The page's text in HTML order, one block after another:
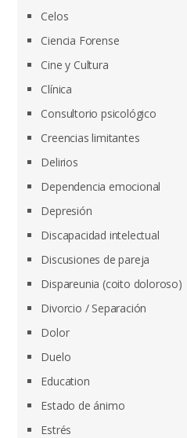
Celos
Ciencia Forense
Cine y Cultura
Clínica
Consultorio psicológico
Creencias limitantes
Delirios
Dependencia emocional
Depresión
Discapacidad intelectual
Discusiones de pareja
Dispareunia (coito doloroso)
Divorcio / Separación
Dolor
Duelo
Education
Estado de ánimo
Estrés